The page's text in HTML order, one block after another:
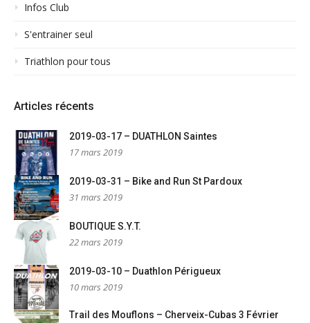
Infos Club
S'entrainer seul
Triathlon pour tous
Articles récents
2019-03-17 – DUATHLON Saintes
17 mars 2019
2019-03-31 – Bike and Run St Pardoux
31 mars 2019
BOUTIQUE S.Y.T.
22 mars 2019
2019-03-10 – Duathlon Périgueux
10 mars 2019
Trail des Mouflons – Cherveix-Cubas 3 Février